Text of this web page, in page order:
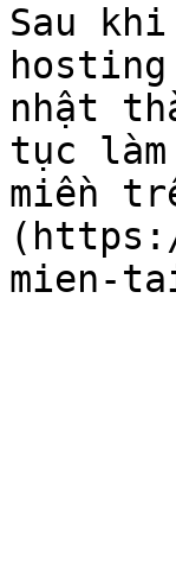
Sau
nhật
tục
miền